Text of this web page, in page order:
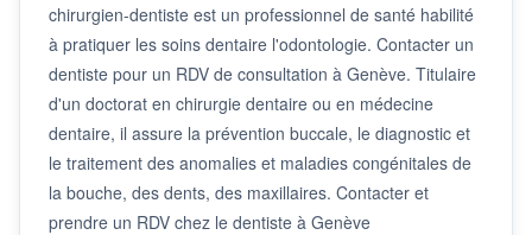
chirurgien-dentiste est un professionnel de santé habilité
à pratiquer les soins dentaire l'odontologie. Contacter un
dentiste pour un RDV de consultation à Genève. Titulaire
d'un doctorat en chirurgie dentaire ou en médecine
dentaire, il assure la prévention buccale, le diagnostic et
le traitement des anomalies et maladies congénitales de
la bouche, des dents, des maxillaires. Contacter et
prendre un RDV chez le dentiste à Genève